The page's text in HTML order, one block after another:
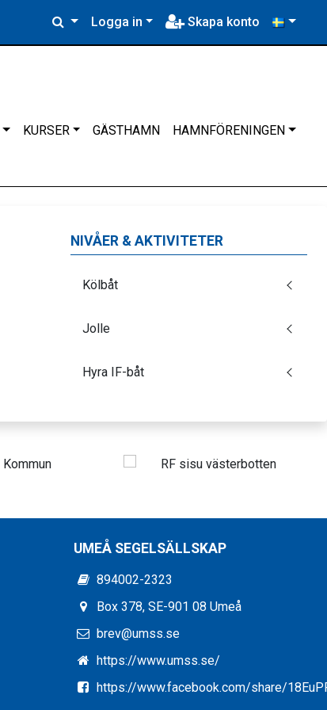
Logga in Skapa konto
KURSER GÄSTHAMN HAMNFÖRENINGEN
NIVÅER & AKTIVITETER
Kölbåt
Jolle
Hyra IF-båt
UMEÅ SEGELSÄLLSKAP
894002-2323
Box 378, SE-901 08 Umeå
brev@umss.se
https://www.umss.se/
https://www.facebook.com/share/